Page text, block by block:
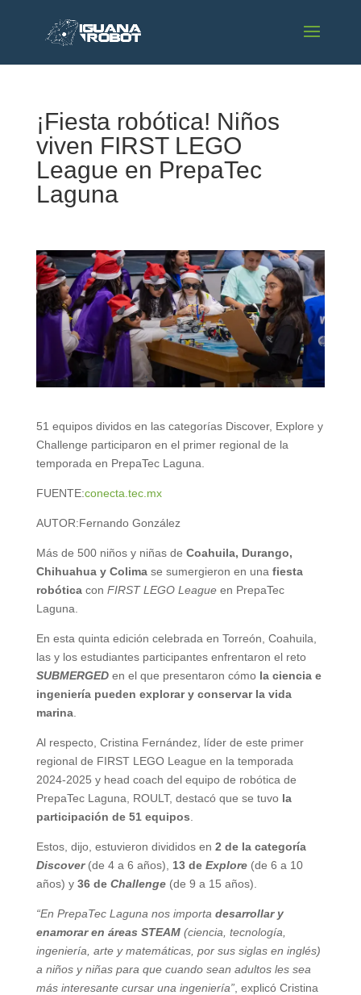
¡Fiesta robótica! Niños
viven FIRST LEGO
League en PrepaTec
Laguna
51 equipos dividos en las categorías Discover, Explore y
Challenge participaron en el primer regional de la
temporada en PrepaTec Laguna.
FUENTE:conecta.tec.mx
AUTOR:Fernando González
Más de 500 niños y niñas de Coahuila, Durango,
Chihuahua y Colimase sumergieron en una fiesta
robóticacon FIRST LEGO Leagueen PrepaTec
Laguna.
En esta quinta edición celebrada en Torreón, Coahuila,
las y los estudiantes participantes enfrentaron el reto
SUBMERGEDen el que presentaron cómo la ciencia e
ingeniería pueden explorar y conservar la vida
marina.
Al respecto, Cristina Fernández, líder de este primer
regional de FIRST LEGO League en la temporada
2024-2025 y head coach del equipo de robótica de
PrepaTec Laguna, ROULT, destacó que se tuvo la
participación de 51 equipos
Estos, dijo, estuvieron divididos en 2 de la categoría
Discover (de 4 a 6 años), 13 de Explore(de 6 a 10
años) y 36 de Challenge (de 9 a 15 años).
“En PrepaTec Laguna nos importa desarrollar y
enamorar en áreas STEAM(ciencia, tecnología,
ingeniería, arte y matemáticas, por sus siglas en inglés)
a niños y niñas para que cuando sean adultos les sea
más interesante cursar una ingeniería”, explicó Cristina